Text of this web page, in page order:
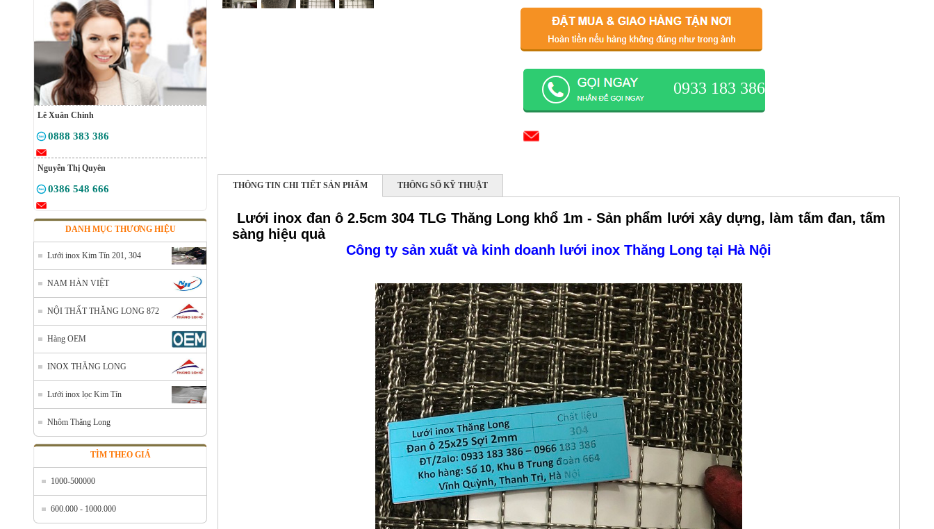
Lê Xuân Chinh
0888 383 386
Nguyễn Thị Quyên
0386 548 666
DANH MỤC THƯƠNG HIỆU
Lưới inox Kim Tín 201, 304
NAM HÀN VIỆT
NỘI THẤT THĂNG LONG 872
Hàng OEM
INOX THĂNG LONG
Lưới inox lọc Kim Tín
Nhôm Thăng Long
TÌM THEO GIÁ
1000-500000
600.000 - 1000.000
Lưới đỡ cách nhiệt inox 304
Mã SP: Linoxchongnong1010304
0933 183 386
THÔNG TIN CHI TIẾT SẢN PHẨM THÔNG SỐ KỸ THUẬT
Lưới inox đan ô 2.5cm 304 TLG Thăng Long khổ 1m - Sản phẩm lưới xây dựng, làm tấm đan, tấm
sàng hiệu quả
Công ty sản xuất và kinh doanh lưới inox Thăng Long tại Hà Nội